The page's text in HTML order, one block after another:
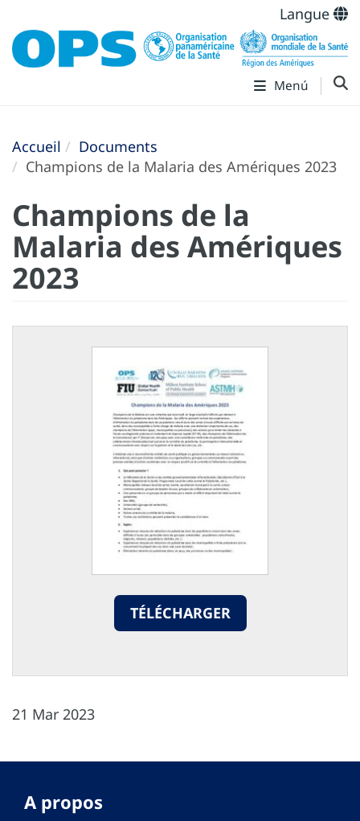
Langue
Menú
Accueil
Documents
Champions de la Malaria des Amériques 2023
Champions de la
Malaria des Amériques
2023
TÉLÉCHARGER
21 Mar 2023
A propos